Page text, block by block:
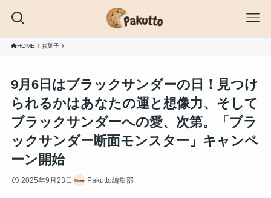
HOME お菓子
9月6日はブラックサンダーの日！見つけ
られるかはあなたの運と想像力、そして
ブラックサンダーへの愛、次第。「ブラ
ックサンダー断面モンスター」キャンペ
ーン開始
2025年9月23日 Pakutto編集部